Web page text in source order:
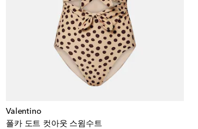
Valentino
폴카 도트 컷아웃 스윔수트